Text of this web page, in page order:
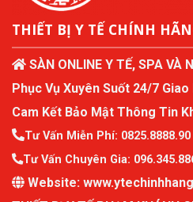
THIẾT BỊ Y TẾ CHÍNH
SÀN ONLINE Y TẾ, SPA VÀ
Phục Vụ Xuyên Suốt 24/7
Cam Kết Bảo Mật Thông Tin
Tư Vấn Miễn Phí: 0825.8888.90
Tư Vấn Chuyên Gia:
Website: